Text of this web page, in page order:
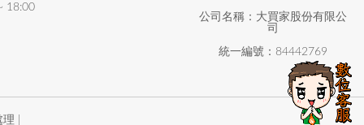
18:00
公司名稱：大買家股份有限公
司
統一編號：84442769
|